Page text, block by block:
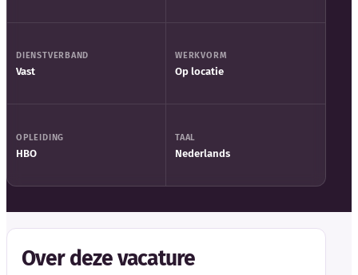
DIENSTVERBAND
Vast
WERKVORM
Op locatie
OPLEIDING
HBO
TAAL
Nederlands
Over deze vacature